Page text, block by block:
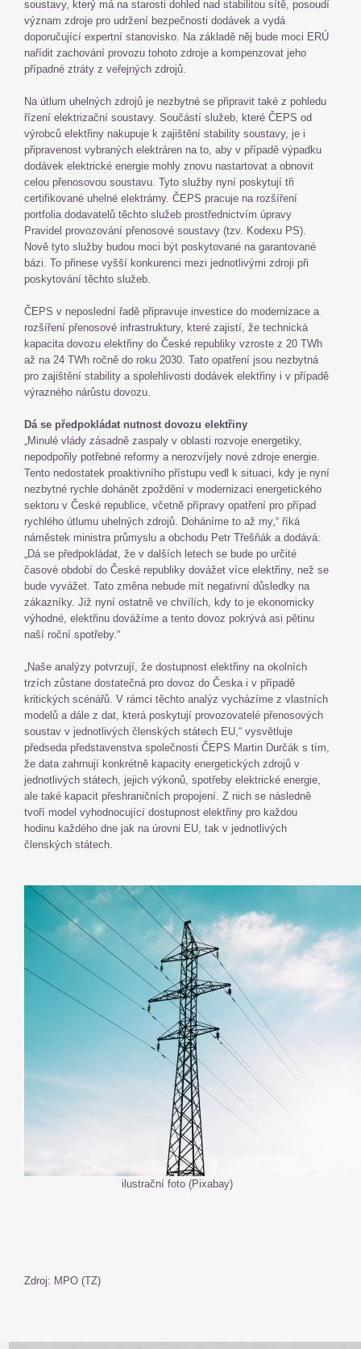
soustavy, který má na starosti dohled nad stabilitou sítě, posoudí
význam zdroje pro udržení bezpečnosti dodávek a vydá
doporučující expertní stanovisko. Na základě něj bude moci ERÚ
nařídit zachování provozu tohoto zdroje a kompenzovat jeho
případné ztráty z veřejných zdrojů.
Na útlum uhelných zdrojů je nezbytné se připravit také z pohledu
řízení elektrizační soustavy. Součástí služeb, které ČEPS od
výrobců elektřiny nakupuje k zajištění stability soustavy, je i
připravenost vybraných elektráren na to, aby v případě výpadku
dodávek elektrické energie mohly znovu nastartovat a obnovit
celou přenosovou soustavu. Tyto služby nyní poskytují tři
certifikované uhelné elektrárny. ČEPS pracuje na rozšíření
portfolia dodavatelů těchto služeb prostřednictvím úpravy
Pravidel provozování přenosové soustavy (tzv. Kodexu PS).
Nově tyto služby budou moci být poskytované na garantované
bázi. To přinese vyšší konkurenci mezi jednotlivými zdroji při
poskytování těchto služeb.
ČEPS v neposlední řadě připravuje investice do modernizace a
rozšíření přenosové infrastruktury, které zajistí, že technická
kapacita dovozu elektřiny do České republiky vzroste z 20 TWh
až na 24 TWh ročně do roku 2030. Tato opatření jsou nezbytná
pro zajištění stability a spolehlivosti dodávek elektřiny i v případě
výrazného nárůstu dovozu.
Dá se předpokládat nutnost dovozu elektřiny
„Minulé vlády zásadně zaspaly v oblasti rozvoje energetiky,
nepodpořily potřebné reformy a nerozvíjely nové zdroje energie.
Tento nedostatek proaktivního přístupu vedl k situaci, kdy je nyní
nezbytné rychle dohánět zpoždění v modernizaci energetického
sektoru v České republice, včetně přípravy opatření pro případ
rychlého útlumu uhelných zdrojů. Doháníme to až my,“ říká
náměstek ministra průmyslu a obchodu Petr Třešňák a dodává:
„Dá se předpokládat, že v dalších letech se bude po určité
časové období do České republiky dovážet více elektřiny, než se
bude vyvážet. Tato změna nebude mít negativní důsledky na
zákazníky. Již nyní ostatně ve chvílích, kdy to je ekonomicky
výhodné, elektřinu dovážíme a tento dovoz pokrývá asi pětinu
naší roční spotřeby.“
„Naše analýzy potvrzují, že dostupnost elektřiny na okolních
trzích zůstane dostatečná pro dovoz do Česka i v případě
kritických scénářů. V rámci těchto analýz vycházíme z vlastních
modelů a dále z dat, která poskytují provozovatelé přenosových
soustav v jednotlivých členských státech EU,“ vysvětluje
předseda představenstva společnosti ČEPS Martin Durčák s tím,
že data zahrnují konkrétně kapacity energetických zdrojů v
jednotlivých státech, jejich výkonů, spotřeby elektrické energie,
ale také kapacit přeshraničních propojení. Z nich se následně
tvoří model vyhodnocující dostupnost elektřiny pro každou
hodinu každého dne jak na úrovni EU, tak v jednotlivých
členských státech.
ilustrační foto (Pixabay)
Zdroj: MPO (TZ)